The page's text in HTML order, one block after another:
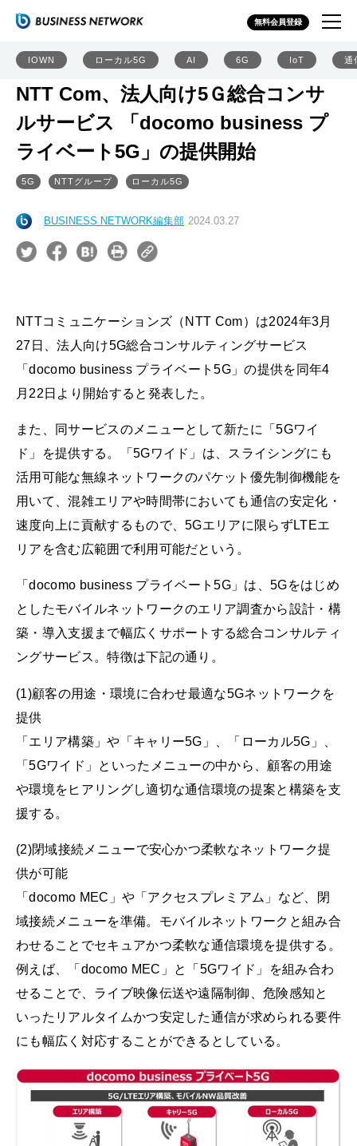
無料会員登録
IOWN ローカル5G AI 6G IoT 通
NTT Com、法人向け5Ｇ総合コンサ
ルサービス 「docomo business プ
ライベート5G」の提供開始
5G NTTグループ ローカル5G
BUSINESS NETWORK編集部 2024.03.27
NTTコミュニケーションズ（NTT Com）は2024年3月
27日、法人向け5G総合コンサルティングサービス
「docomo business プライベート5G」の提供を同年4
月22日より開始すると発表した。
また、同サービスのメニューとして新たに「5Gワイ
ド」を提供する。「5Gワイド」は、スライシングにも
活用可能な無線ネットワークのパケット優先制御機能を
用いて、混雑エリアや時間帯においても通信の安定化・
速度向上に貢献するもので、5Gエリアに限らずLTEエ
リアを含む広範囲で利用可能だという。
「docomo business プライベート5G」は、5Gをはじめ
としたモバイルネットワークのエリア調査から設計・構
築・導入支援まで幅広くサポートする総合コンサルティ
ングサービス。特徴は下記の通り。
(1)顧客の用途・環境に合わせ最適な5Gネットワークを
提供
「エリア構築」や「キャリー5G」、「ローカル5G」、
「5Gワイド」といったメニューの中から、顧客の用途
や環境をヒアリングし適切な通信環境の提案と構築を支
援する。
(2)閉域接続メニューで安心かつ柔軟なネットワーク提
供が可能
「docomo MEC」や「アクセスプレミアム」など、閉
域接続メニューを準備。モバイルネットワークと組み合
わせることでセキュアかつ柔軟な通信環境を提供する。
例えば、「docomo MEC」と「5Gワイド」を組み合わ
せることで、ライブ映像伝送や遠隔制御、危険感知と
いったリアルタイムかつ安定した通信が求められる要件
にも幅広く対応することができるとしている。